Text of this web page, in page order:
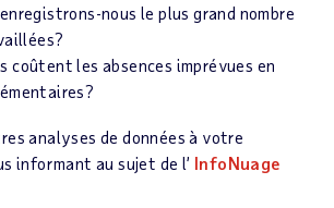
nous le plus grand nombre
coûtent les absences imprévues en
analyses de données à votre
informant au sujet de l’ InfoNuage